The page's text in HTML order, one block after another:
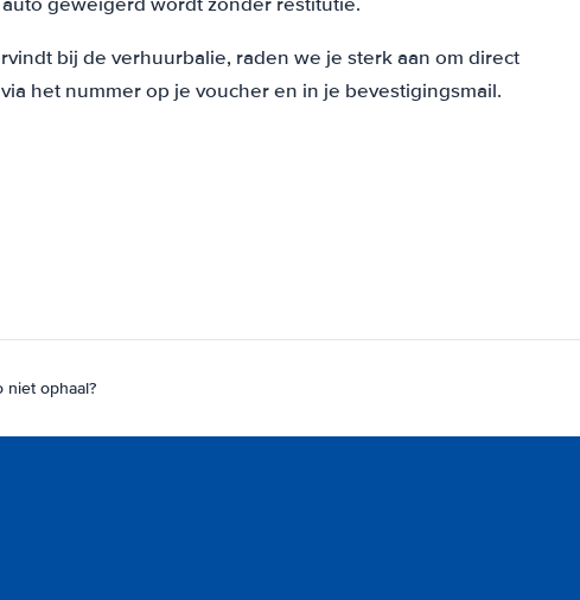
bij de verhuurbalie, raden we je sterk aan om direct
het nummer op je voucher en in je bevestigingsmail.
niet ophaal?